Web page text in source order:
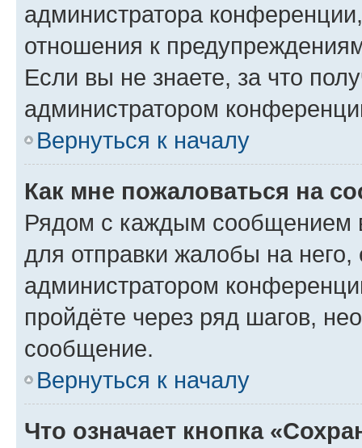
администратора
отношения к
Если вы не знаете, за что
администратором
Вернуться к началу
Как мне пожаловаться на
Рядом с каждым сообщением
для отправки жалобы на
администратором
пройдёте через ряд шагов,
сообщение.
Вернуться к началу
Что означает кнопка